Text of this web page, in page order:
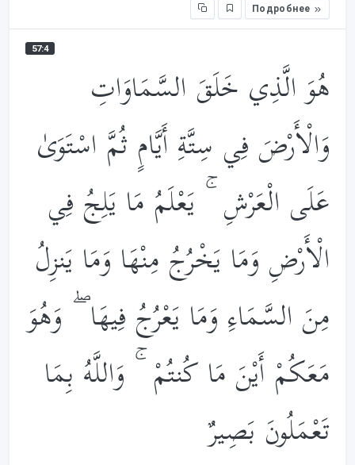
Подробнее
57:4
هُوَ الَّذِي خَلَقَ السَّمَاوَاتِ
وَالْأَرْضَ فِي سِتَّةِ أَيَّامٍ ثُمَّ اسْتَوَىٰ
عَلَى الْعَرْشِ ۚ يَعْلَمُ مَا يَلِجُ فِي
الْأَرْضِ وَمَا يَخْرُجُ مِنْهَا وَمَا يَنزِلُ
مِنَ السَّمَاءِ وَمَا يَعْرُجُ فِيهَا ۖ وَهُوَ
مَعَكُمْ أَيْنَ مَا كُنتُمْ ۚ وَاللَّهُ بِمَا
تَعْمَلُونَ بَصِيرٌ